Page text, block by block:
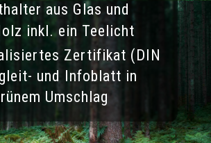
aus Glas und
inkl. ein Teelicht
Zertifikat (DIN
und Infoblatt in
Umschlag